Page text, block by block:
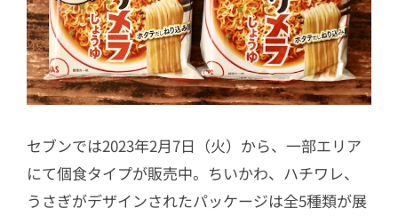
セブンでは2023年2月7日（火）から、一部エリア
にて個食タイプが販売中。ちいかわ、ハチワレ、
うさぎがデザインされたパッケージは全5種類が展